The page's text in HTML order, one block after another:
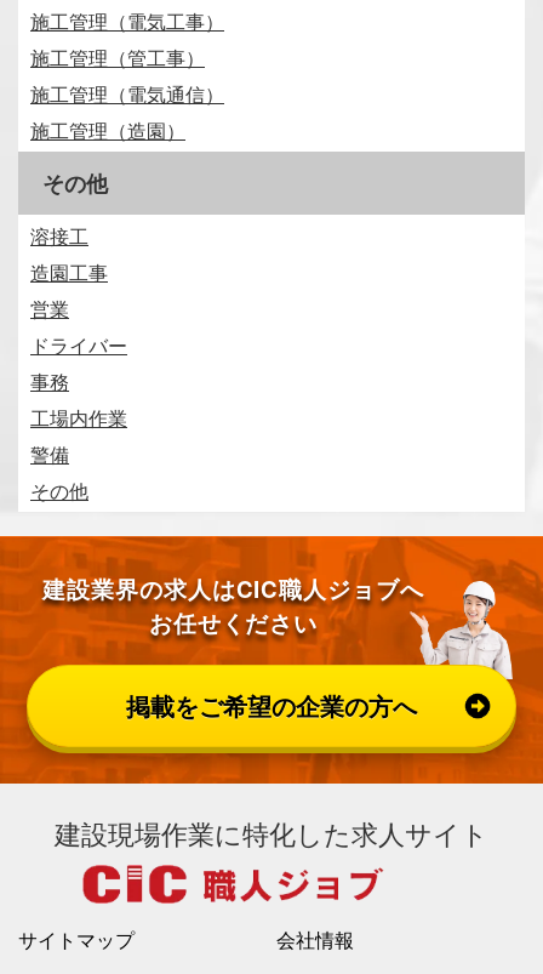
施工管理（電気工事）
施工管理（管工事）
施工管理（電気通信）
施工管理（造園）
その他
溶接工
造園工事
営業
ドライバー
事務
工場内作業
警備
その他
建設業界の求人はCIC職人ジョブへ
お任せください
掲載をご希望の企業の方へ
建設現場作業に特化した求人サイト
サイトマップ
会社情報